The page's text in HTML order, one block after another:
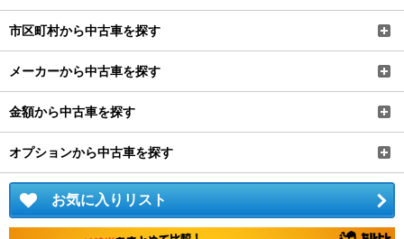
市区町村から中古車を探す
メーカーから中古車を探す
金額から中古車を探す
オプションから中古車を探す
お気に入りリスト